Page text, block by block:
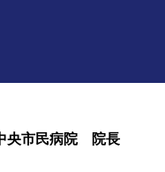
央市民病院 院長